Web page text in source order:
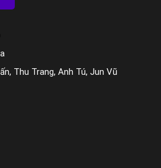
Thu Trang, Anh Tú, Jun Vũ